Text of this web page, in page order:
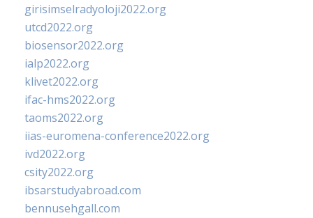
girisimselradyoloji2022.org
utcd2022.org
biosensor2022.org
ialp2022.org
klivet2022.org
ifac-hms2022.org
taoms2022.org
iias-euromena-conference2022.org
ivd2022.org
csity2022.org
ibsarstudyabroad.com
bennusehgall.com